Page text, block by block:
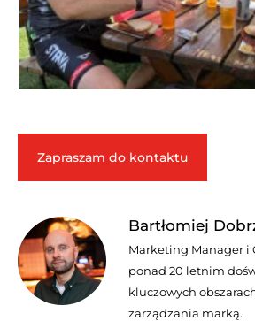
Zapraszam do kontaktu
Bartłomiej
Marketing Manager i
ponad 20 letnim
kluczowych
zarządzania marką.